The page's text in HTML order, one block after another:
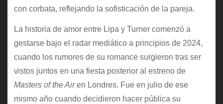
con corbata, reflejando la sofisticación de la pareja.
La historia de amor entre Lipa y Turner comenzó a
gestarse bajo el radar mediático a principios de 2024,
cuando los rumores de su romance surgieron tras ser
vistos juntos en una fiesta posterior al estreno de
Masters of the Airen Londres. Fue en julio de ese
mismo año cuando decidieron hacer pública su